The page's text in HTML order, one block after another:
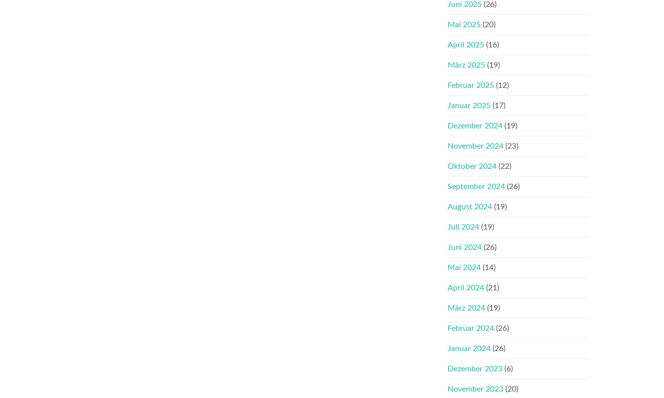
Juni 2025 (26)
Mai 2025 (20)
April 2025 (16)
März 2025 (19)
Februar 2025 (12)
Januar 2025 (17)
Dezember 2024 (19)
November 2024 (23)
Oktober 2024 (22)
September 2024 (26)
August 2024 (19)
Juli 2024 (19)
Juni 2024 (26)
Mai 2024 (14)
April 2024 (21)
März 2024 (19)
Februar 2024 (26)
Januar 2024 (26)
Dezember 2023 (6)
November 2023 (20)